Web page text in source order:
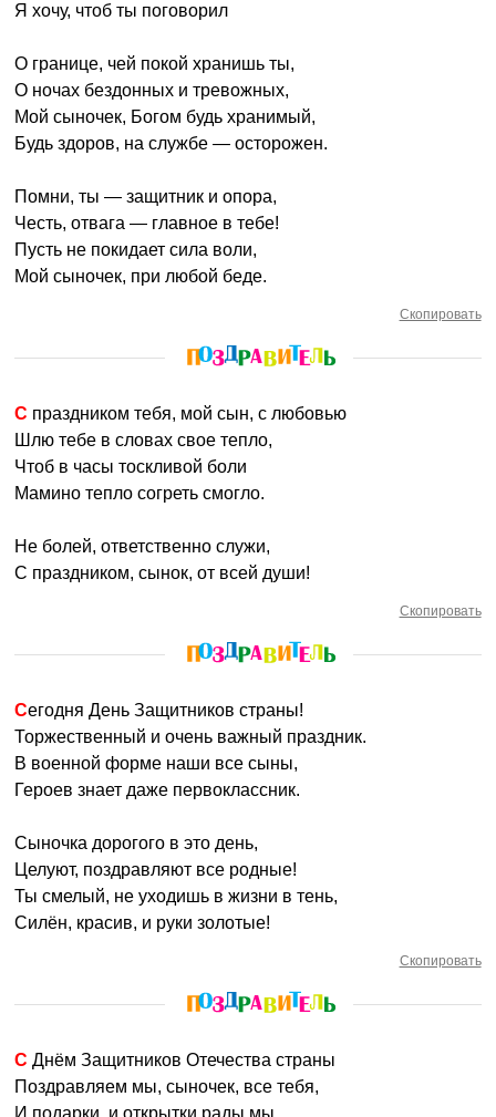
Я хочу, чтоб ты поговорил
О границе, чей покой хранишь ты,
О ночах бездонных и тревожных,
Мой сыночек, Богом будь хранимый,
Будь здоров, на службе — осторожен.
Помни, ты — защитник и опора,
Честь, отвага — главное в тебе!
Пусть не покидает сила воли,
Мой сыночек, при любой беде.
Скопировать
С праздником тебя, мой сын, с любовью
Шлю тебе в словах свое тепло,
Чтоб в часы тоскливой боли
Мамино тепло согреть смогло.
Не болей, ответственно служи,
С праздником, сынок, от всей души!
Скопировать
Сегодня День Защитников страны!
Торжественный и очень важный праздник.
В военной форме наши все сыны,
Героев знает даже первоклассник.
Сыночка дорогого в это день,
Целуют, поздравляют все родные!
Ты смелый, не уходишь в жизни в тень,
Силён, красив, и руки золотые!
Скопировать
С Днём Защитников Отечества страны
Поздравляем мы, сыночек, все тебя,
И подарки, и открытки рады мы